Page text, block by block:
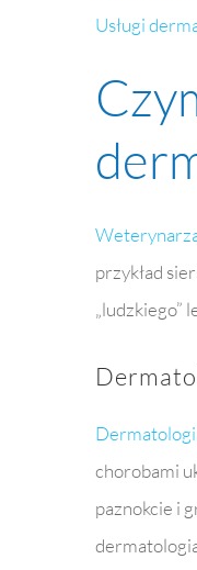
Usługi
przykład
„ludzkiego”
chorobami
paznokcie i